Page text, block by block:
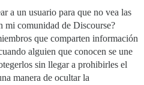
a un usuario para que no vea las
mi comunidad de Discourse?
que comparten información
alguien que conocen se une
sin llegar a prohibirles el
manera de ocultar la